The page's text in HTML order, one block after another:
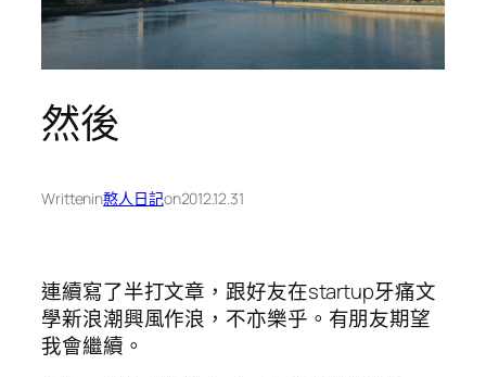
然後
Writtenin憨人日記on2012.12.31
連續寫了半打文章，跟好友在startup牙痛文
學新浪潮興風作浪，不亦樂乎。有朋友期望
我會繼續。